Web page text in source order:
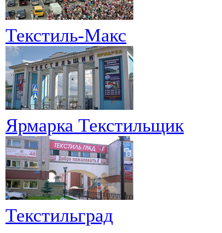
Текстиль-Макс
Ярмарка Текстильщик
Текстильград